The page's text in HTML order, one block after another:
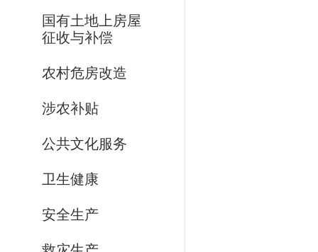
国有土地上房屋
征收与补偿
农村危房改造
涉农补贴
公共文化服务
卫生健康
安全生产